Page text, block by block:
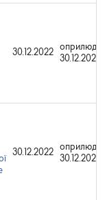
30.12.2022
30.12.2022
30.12.2022
30.12.2022